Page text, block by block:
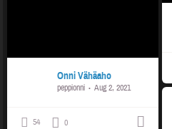
Onni Vähäaho
peppionni Aug 2, 2021
54 0